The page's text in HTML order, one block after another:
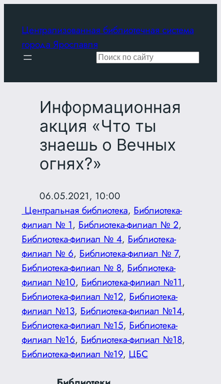
содержимому
Централизованная библиотечная система
города Ярославля
Поиск
Информационная
акция «Что ты
знаешь о Вечных
огнях?»
06.05.2021, 10:00
Центральная библиотека, Библиотека-
филиал № 1, Библиотека-филиал № 2
Библиотека-филиал № 4, Библиотека-
филиал № 6, Библиотека-филиал № 7
Библиотека-филиал № 8, Библиотека-
филиал №10, Библиотека-филиал №11
Библиотека-филиал №12, Библиотека-
филиал №13, Библиотека-филиал №14
Библиотека-филиал №15, Библиотека-
филиал №16, Библиотека-филиал №18
Библиотека-филиал №19, ЦБС